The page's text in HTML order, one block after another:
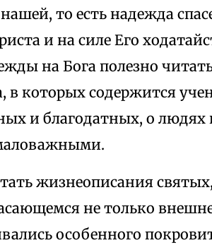
то есть надежда
и на силе Его
на Бога полезно
в которых содержится
и благодатных, о людях
жизнеописания
не только
особенного